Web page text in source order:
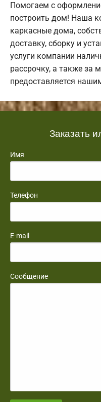
Помогаем с
построить дом! Наша
каркасные дома,
доставку, сборку и
услуги компании
рассрочку, а также за
предоставляется
Заказать
Имя
Телефон
E-mail
Сообщение